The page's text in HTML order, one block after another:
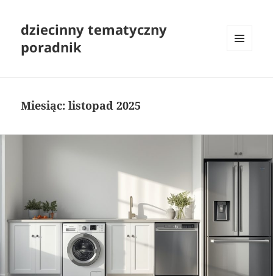
dziecinny tematyczny
poradnik
Miesiąc:listopad 2025